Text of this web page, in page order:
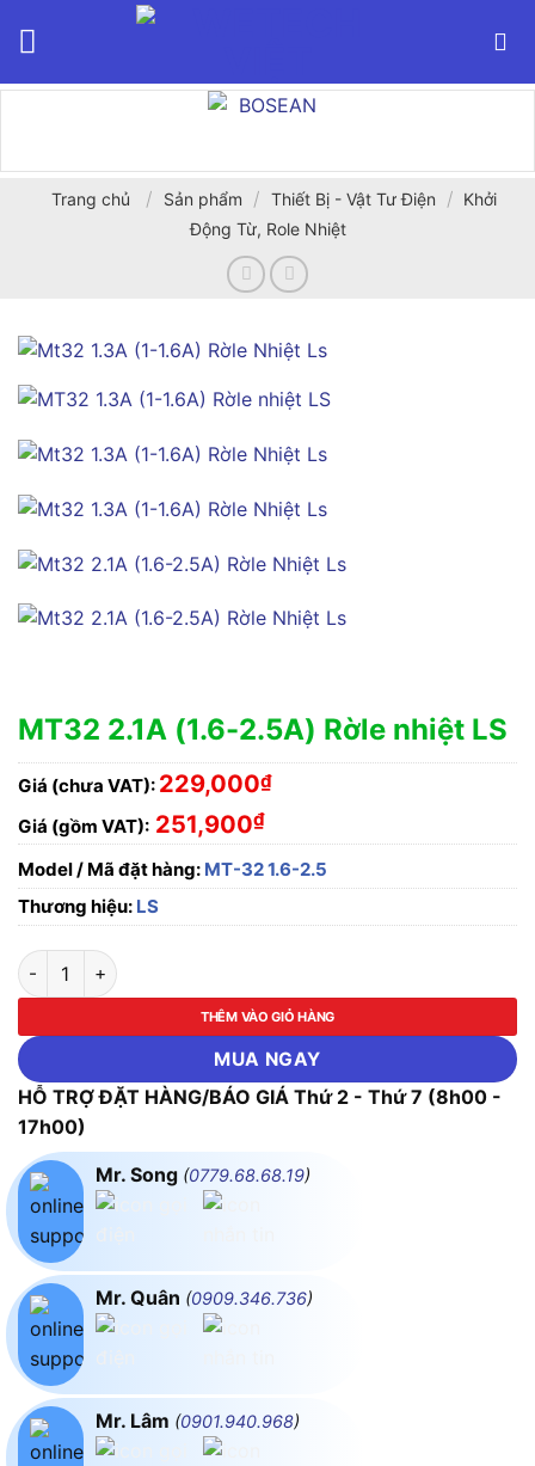
Trang chủ / Sản phẩm / Thiết Bị - Vật Tư Điện / Khởi
Động Từ, Role Nhiệt
MT32 2.1A (1.6-2.5A) Rờle nhiệt LS
Giá (chưa VAT): 229,000₫
Giá (gồm VAT): 251,900₫
Model / Mã đặt hàng: MT-32 1.6-2.5
Thương hiệu: LS
MT32 2.1A (1.6-2.5A) Rờle nhiệt LS số lượng
THÊM VÀO GIỎ HÀNG
MUA NGAY
HỖ TRỢ ĐẶT HÀNG/BÁO GIÁ Thứ 2 - Thứ 7 (8h00 -
17h00)
Mr. Song (0779.68.68.19)
Mr. Quân (0909.346.736)
Mr. Lâm (0901.940.968)